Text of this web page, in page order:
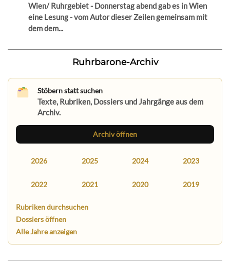
Wien/ Ruhrgebiet - Donnerstag abend gab es in Wien
eine Lesung - vom Autor dieser Zeilen gemeinsam mit
dem dem...
Ruhrbarone-Archiv
Stöbern statt suchen
Texte, Rubriken, Dossiers und Jahrgänge aus dem
Archiv.
Archiv öffnen
2026 2025 2024 2023
2022 2021 2020 2019
Rubriken durchsuchen
Dossiers öffnen
Alle Jahre anzeigen